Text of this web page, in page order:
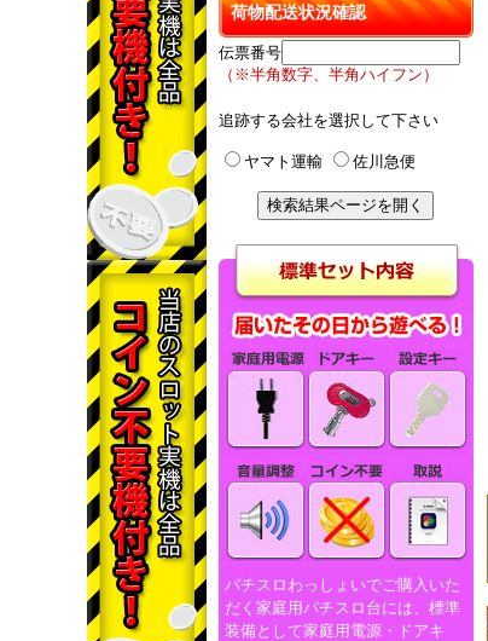
荷物配送状況確認
伝票番号
（※半角数字、半角ハイフン）
追跡する会社を選択して下さい
ヤマト運輸 佐川急便
パチスロわっしょいでご購入いた
だく家庭用パチスロ台には、標準
装備として家庭用電源・ドアキ